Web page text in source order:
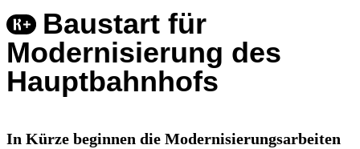
Baustart für
Modernisierung des
Hauptbahnhofs
In Kürze beginnen die Modernisierungsarbeiten